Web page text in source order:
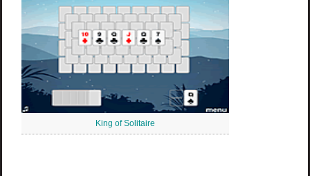
King of Solitaire